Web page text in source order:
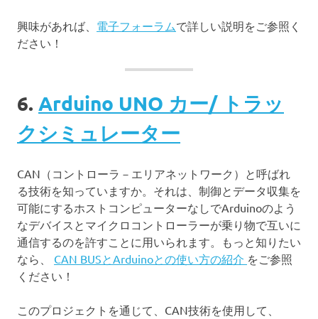
興味があれば、 電子フォーラムで詳しい説明をご参照く
ださい！
6. Arduino UNO カー/ トラッ
クシミュレーター
CAN（コントローラ－エリアネットワーク）と呼ばれ
る技術を知っていますか。それは、制御とデータ収集を
可能にするホストコンピューターなしでArduinoのよう
なデバイスとマイクロコントローラーが乗り物で互いに
通信するのを許すことに用いられます。もっと知りたい
なら、 CAN BUSとArduinoとの使い方の紹介 をご参照
ください！
このプロジェクトを通じて、CAN技術を使用して、